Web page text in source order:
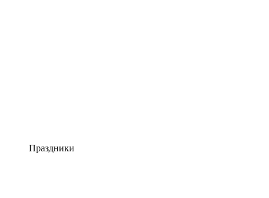
Праздники